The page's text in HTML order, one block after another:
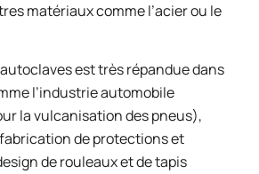
matériaux comme l’acier ou le
est très répandue dans
l’industrie automobile
la vulcanisation des pneus),
de protections et
de rouleaux et de tapis